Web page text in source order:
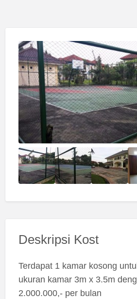
Deskripsi Kost
Terdapat 1 kamar kosong
ukuran kamar 3m x 3.5m
2.000.000,- per bulan